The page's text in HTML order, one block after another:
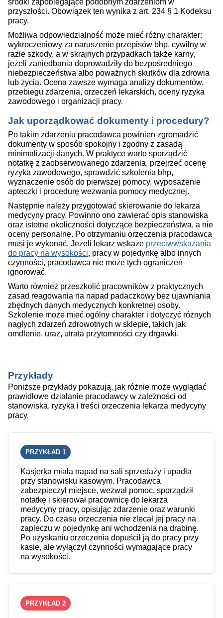
przyszłości. Obowiązek ten wynika z art. 234 § 1 Kodeksu
pracy.
Możliwa odpowiedzialność może mieć różny charakter:
wykroczeniowy za naruszenie przepisów bhp, cywilny w
razie szkody, a w skrajnych przypadkach także karny,
jeżeli zaniedbania doprowadziły do bezpośredniego
niebezpieczeństwa albo poważnych skutków dla zdrowia
lub życia. Ocena zawsze wymaga analizy dokumentów,
przebiegu zdarzenia, orzeczeń lekarskich, oceny ryzyka
zawodowego i organizacji pracy.
Jak uporządkować dokumenty i procedury?
Po takim zdarzeniu pracodawca powinien zgromadzić
dokumenty w sposób spokojny i zgodny z zasadą
minimalizacji danych. W praktyce warto sporządzić
notatkę z zaobserwowanego zdarzenia, przejrzeć ocenę
ryzyka zawodowego, sprawdzić szkolenia bhp,
wyznaczenie osób do pierwszej pomocy, wyposażenie
apteczki i procedurę wezwania pomocy medycznej.
Następnie należy przygotować skierowanie do lekarza
medycyny pracy. Powinno ono zawierać opis stanowiska
oraz istotne okoliczności dotyczące bezpieczeństwa, a nie
oceny personalne. Po otrzymaniu orzeczenia pracodawca
musi je wykonać. Jeżeli lekarz wskaże przeciwwskazania
do pracy na wysokości, pracy w pojedynkę albo innych
czynności, pracodawca nie może tych ograniczeń
ignorować.
Warto również przeszkolić pracowników z praktycznych
zasad reagowania na napad padaczkowy bez ujawniania
zbędnych danych medycznych konkretnej osoby.
Szkolenie może mieć ogólny charakter i dotyczyć różnych
nagłych zdarzeń zdrowotnych w sklepie, takich jak
omdlenie, uraz, utrata przytomności czy drgawki.
Przykłady
Poniższe przykłady pokazują, jak różnie może wyglądać
prawidłowe działanie pracodawcy w zależności od
stanowiska, ryzyka i treści orzeczenia lekarza medycyny
pracy.
PRZYKŁAD 1
Kasjerka miała napad na sali sprzedaży i upadła
przy stanowisku kasowym. Pracodawca
zabezpieczył miejsce, wezwał pomoc, sporządził
notatkę i skierował pracownicę do lekarza
medycyny pracy, opisując zdarzenie oraz warunki
pracy. Do czasu orzeczenia nie zlecał jej pracy na
zapleczu w pojedynkę ani wchodzenia na drabinę.
Po uzyskaniu orzeczenia dopuścił ją do pracy przy
kasie, ale wyłączył czynności wymagające pracy
na wysokości.
PRZYKŁAD 2